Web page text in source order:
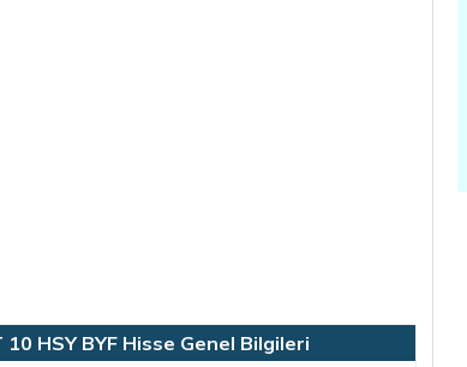
10 HSY BYF Hisse Genel Bilgileri